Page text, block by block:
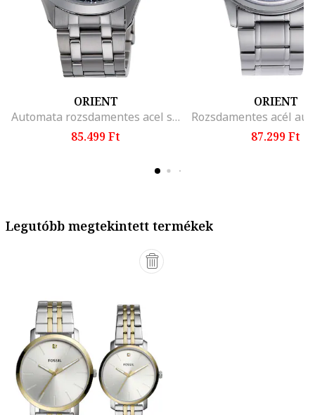
ORIENT
Automata rozsdamentes acel szij, Tengerészkék
85.499 Ft
ORIENT
87.299 Ft
Legutóbb megtekintett termékek